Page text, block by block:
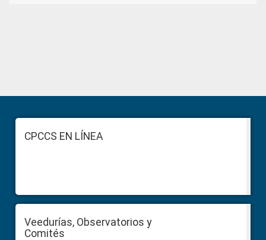
Sidebar
FooterCPCCS EN LÍNEA
Veedurías, Observatorios y
Comités